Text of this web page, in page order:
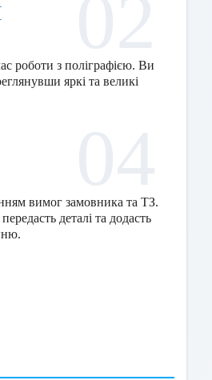
роботи з поліграфією. Ви
яркі та великі
вимог замовника та ТЗ.
деталі та додасть